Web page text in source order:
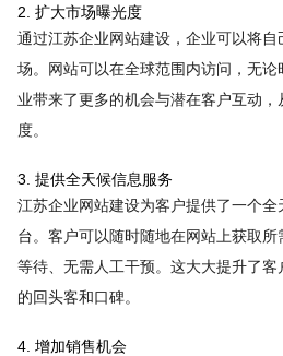
2. 扩大市场曝光度
通过江苏企业网站建设，企业可以将
场。网站可以在全球范围内访问，无
业带来了更多的机会与潜在客户互动
度。
3. 提供全天候信息服务
江苏企业网站建设为客户提供了一个
台。客户可以随时随地在网站上获取
等待、无需人工干预。这大大提升了
的回头客和口碑。
4. 增加销售机会